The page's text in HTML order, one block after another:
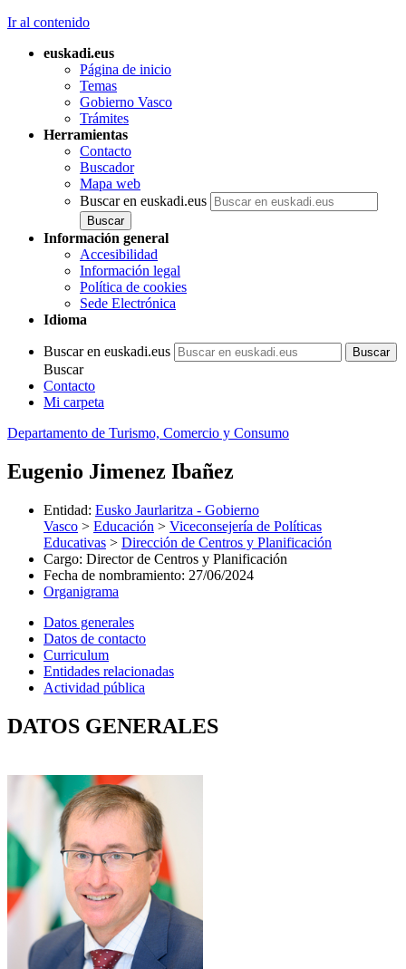
Ir al contenido
euskadi.eus
Página de inicio
Temas
Gobierno Vasco
Trámites
Herramientas
Contacto
Buscador
Mapa web
Buscar en euskadi.eus
Información general
Accesibilidad
Información legal
Política de cookies
Sede Electrónica
Idioma
Buscar en euskadi.eus
Buscar
Contacto
Mi carpeta
Departamento de Turismo, Comercio y Consumo
Eugenio Jimenez Ibañez
Entidad: Eusko Jaurlaritza - Gobierno
Vasco > Educación > Viceconsejería de Políticas
Educativas > Dirección de Centros y Planificación
Cargo: Director de Centros y Planificación
Fecha de nombramiento: 27/06/2024
Organigrama
Datos generales
Datos de contacto
Curriculum
Entidades relacionadas
Actividad pública
DATOS GENERALES